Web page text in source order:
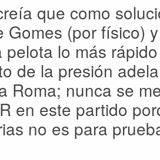
que como
Gomes (por físico)
pelota lo más
de la presión
Roma; nunca se
en este partido
no es para